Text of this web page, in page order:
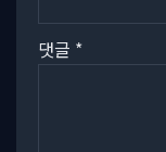
댓글 *